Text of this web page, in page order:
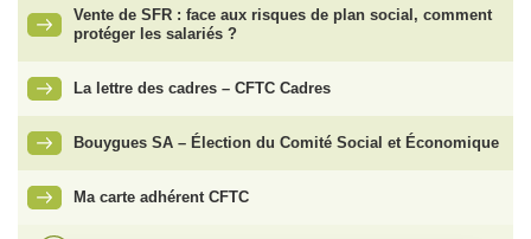
Vente de SFR : face aux risques de plan social, comment
protéger les salariés ?
La lettre des cadres – CFTC Cadres
Bouygues SA – Élection du Comité Social et Économique
Ma carte adhérent CFTC